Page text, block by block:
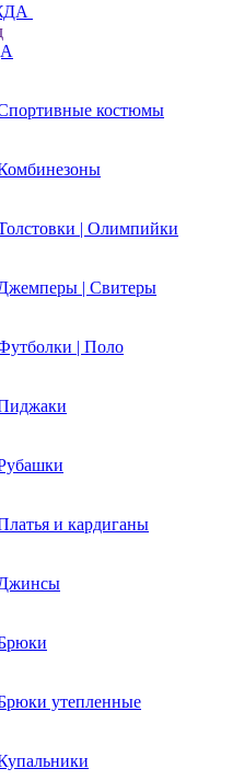
костюмы
| Олимпийки
| Свитеры
| Поло
и кардиганы
утепленные